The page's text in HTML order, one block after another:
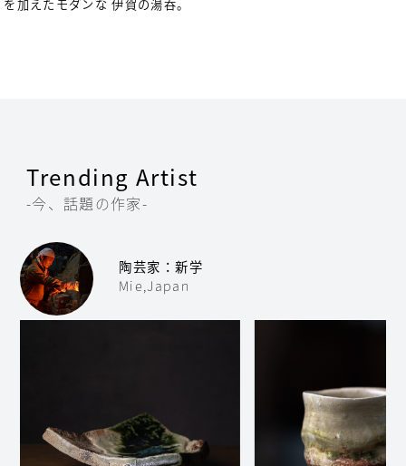
を加えたモダンな 伊賀の湯呑。
Trending Artist
-今、話題の作家-
陶芸家：新学
Mie,Japan